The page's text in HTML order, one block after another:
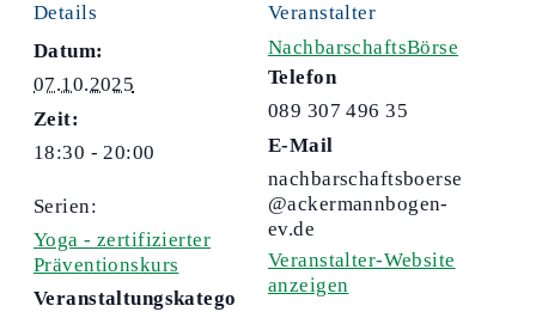
Details
Datum:
07.10.2025
Zeit:
18:30 - 20:00
Serien:
Yoga - zertifizierter
Präventionskurs
Veranstaltungskatego
Veranstalter
NachbarschaftsBörse
Telefon
089 307 496 35
E-Mail
nachbarschaftsboerse
@ackermannbogen-
ev.de
Veranstalter-Website
anzeigen